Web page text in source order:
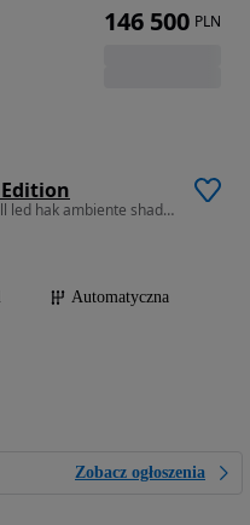
1995 cm3 • 190 KM • xDrive MPakiet full led hak ambiente shadow line webasto
Automatyczna
Zobacz ogłoszenia
146 500 PLN